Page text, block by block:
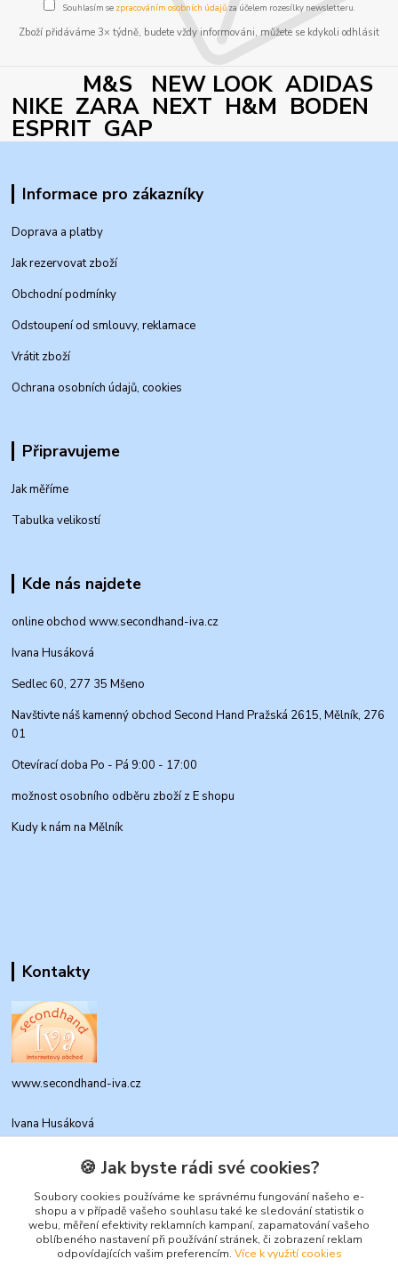
Souhlasím se zpracováním osobních údajůza účelem rozesílky newsletteru.
Zboží přidáváme 3× týdně, budete vždy informováni, můžete se kdykoli odhlásit
M&S NEW LOOK ADIDAS
NIKE ZARA NEXT H&M BODEN
ESPRIT GAP
Informace pro zákazníky
Doprava a platby
Jak rezervovat zboží
Obchodní podmínky
Odstoupení od smlouvy, reklamace
Vrátit zboží
Ochrana osobních údajů, cookies
Připravujeme
Jak měříme
Tabulka velikostí
Kde nás najdete
online obchod www.secondhand-iva.cz
Ivana Husáková
Sedlec 60, 277 35 Mšeno
Navštivte náš kamenný obchod Second Hand Pražská 2615, Mělník, 276
01
Otevírací doba Po - Pá 9:00 - 17:00
možnost osobního odběru zboží z E shopu
Kudy k nám na Mělník
Kontakty
www.secondhand-iva.cz
Ivana Husáková
+420 315 695 684
(Po-Pá, 9-17 hod.)
info@secondhand-iva.cz
🍪 Jak byste rádi své cookies?
Soubory cookies používáme ke správnému fungování našeho e-
shopu a v případě vašeho souhlasu také ke sledování statistik o
webu, měření efektivity reklamních kampaní, zapamatování vašeho
oblíbeného nastavení při používání stránek, či zobrazení reklam
odpovídajících vašim preferencím. Více k využití cookies